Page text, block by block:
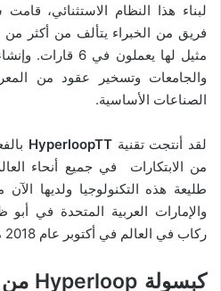
لبناء هذا النظام الاستثنائي،
مثيل لها يعملون
والجامعات وتسخير عقود من
الصناعات الأساسية.
لقد أنتجت تقنية HyperloopTT
من الابتكارات في جميع أنحاء
طليعة هذه التكنولوجيا ولديها
والإمارات العربية المتحدة في
ركاب في العالم في أكتوبر عام 2018 من هذا العام في إسبانيا.